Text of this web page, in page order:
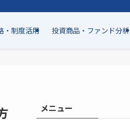
・制度活用 投資商品・ファンド分析
メニュー